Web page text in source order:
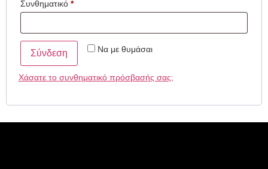
Συνθηματικό *
Να με θυμάσαι
Σύνδεση
Χάσατε το συνθηματικό πρόσβασής σας;